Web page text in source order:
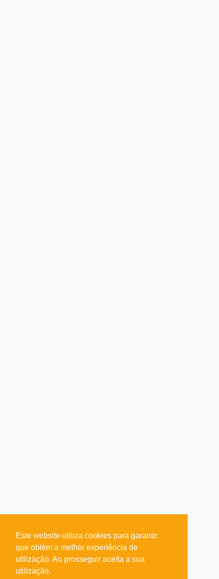
Este website utiliza cookies para garantir
que obtém a melhor experiência de
utilização. Ao prosseguir aceita a sua
utilização.